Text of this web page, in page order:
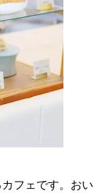
フェです。おい